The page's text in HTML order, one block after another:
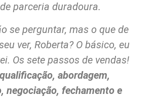
parceria duradoura.
se perguntar, mas o que de
ver, Roberta? O básico, eu
Os sete passos de vendas!
abordagem,
negociação, fechamento e